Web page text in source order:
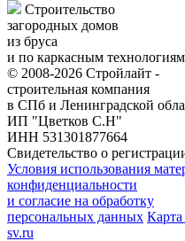
Строительство
загородных домов
из бруса
и по каркасным технологиям
© 2008-2026 Стройлайт -
строительная компания
в СПб и Ленинградской
ИП "Цветков С.Н"
ИНН 531301877664
Свидетельство о
Условия использования
конфиденциальности
и согласие на обработку
персональных данных Карта
sv.ru